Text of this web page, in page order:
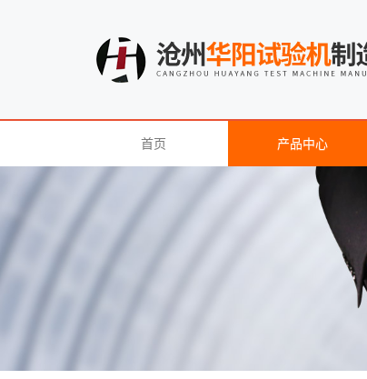
首页 产品中心